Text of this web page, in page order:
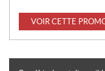
VOIR CETTE